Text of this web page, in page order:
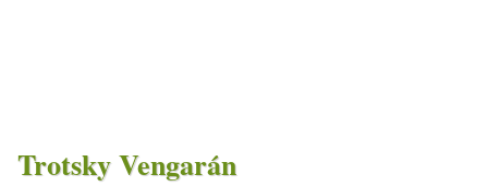
Trotsky Vengarán